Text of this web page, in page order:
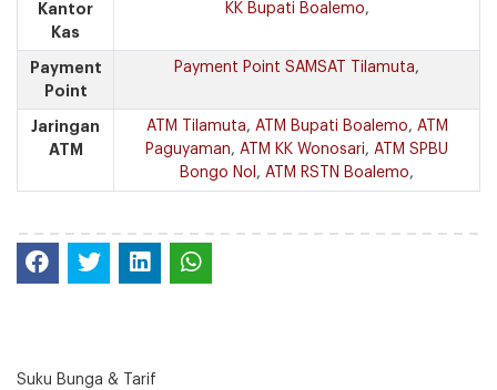
Kantor
Kas
KK Bupati Boalemo,
Payment
Point
Payment Point SAMSAT Tilamuta,
Jaringan
ATM
ATM Tilamuta, ATM Bupati Boalemo, ATM
Paguyaman, ATM KK Wonosari, ATM SPBU
Bongo Nol , ATM RSTN Boalemo,
Suku Bunga & Tarif